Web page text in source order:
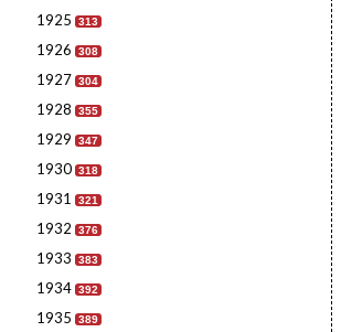
1925 313
1926 308
1927 304
1928 355
1929 347
1930 318
1931 321
1932 376
1933 383
1934 392
1935 389